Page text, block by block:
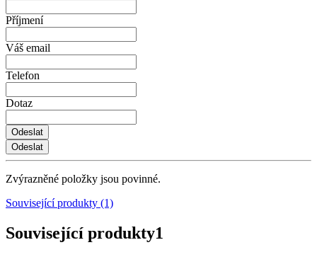
Příjmení
Váš email
Telefon
Dotaz
Zvýrazněné položky jsou povinné.
Související produkty (1)
Související produkty1